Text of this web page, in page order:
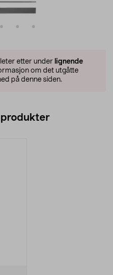
etter under lignende
om det utgåtte
på denne siden.
produkter